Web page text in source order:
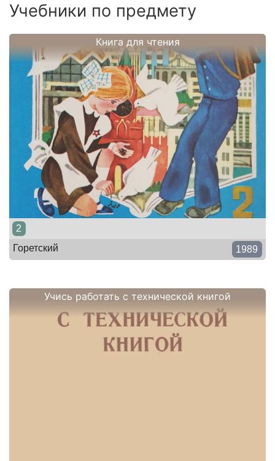
Учебники по предмету
Книга для чтения
2
Горетский
1989
Учись работать с технической книгой